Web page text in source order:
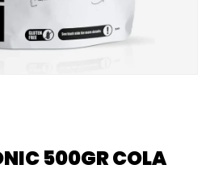
500GR COLA